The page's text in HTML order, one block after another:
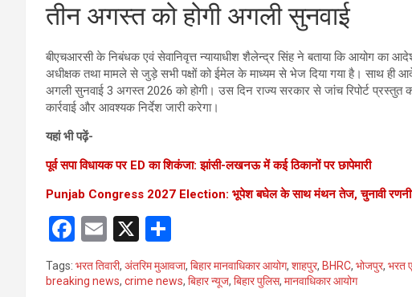
तीन अगस्त को होगी अगली सुनवाई
बीएचआरसी के निबंधक एवं सेवानिवृत्त न्यायाधीश शैलेन्द्र सिंह ने बताया कि आयोग का
अधीक्षक तथा मामले से जुड़े सभी पक्षों को ईमेल के माध्यम से भेज दिया गया है। साथ ही
अगली सुनवाई 3 अगस्त 2026 को होगी। उस दिन राज्य सरकार से जांच रिपोर्ट प्रस्तुत
कार्रवाई और आवश्यक निर्देश जारी करेगा।
यहां भी पढ़ें-
पूर्व सपा विधायक पर ED का शिकंजा: झांसी-लखनऊ में कई ठिकानों पर छापेमारी
Punjab Congress 2027 Election: भूपेश बघेल के साथ मंथन तेज, चुनावी
F
a
ce
E
m
ail
X
h
ar
Tags: भरत तिवारी, अंतरिम मुआवजा, बिहार मानवाधिकार आयोग, शाहपुर, BHRC, भोजपुर, भरत
breaking news, crime news, बिहार न्यूज, बिहार पुलिस, मानवाधिकार आयोग